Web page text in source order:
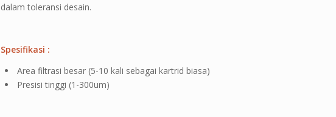
dalam toleransi desain.
Spesifikasi :
Area filtrasi besar (5-10 kali sebagai kartrid biasa)
Presisi tinggi (1-300um)